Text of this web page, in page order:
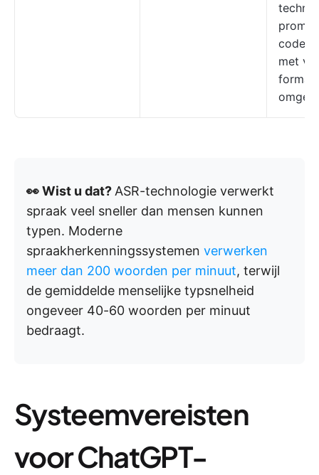
code,
met
👀 Wist u dat? ASR-technologie verwerkt
spraak veel sneller dan mensen kunnen
typen. Moderne
spraakherkenningssystemen verwerken
meer dan 200 woorden per minuut, terwijl
de gemiddelde menselijke typsnelheid
ongeveer 40-60 woorden per minuut
bedraagt.
Systeemvereisten
voor ChatGPT-